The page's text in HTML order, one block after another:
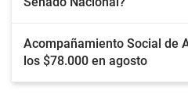
Acompañamiento Social de
los $78.000 en agosto